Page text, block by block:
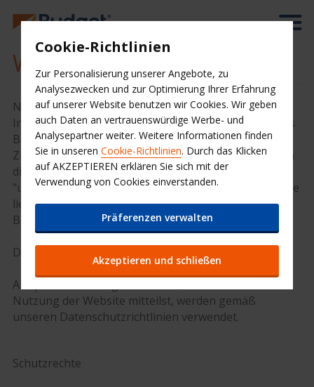
Website-Bedingungen
Nutzungsbedingungen für die Budget-Website
Inhaberin und Betreiberin dieser Webseite ist die Avis
Budget Autovermietung GmbH & Co. KG,
Zimmersmühlenweg 21, 61437 Oberursel. Verweise in
diesen Website-Bedingungen auf "wir", "unser" oder
"uns", sind als Verweise auf Budget zu verstehen. Bitte
lies diese Website-Bedingungen aufmerksam vor der
Benutzung der Website.
Datenschutz
Alle personenbezogenen Daten, die Du uns bei der
Nutzung der Website mitteilst, werden gemäß
unseren Datenschutzrichtlinien verwendet.
Schutzrechte
Cookie-Richtlinien
Zur Personalisierung unserer Angebote, zu
Analysezwecken und zur Optimierung Ihrer Erfahrung
auf unserer Website benutzen wir Cookies. Wir geben
auch Daten an vertrauenswürdige Werbe- und
Analysepartner weiter. Weitere Informationen finden
Sie in unseren Cookie-Richtlinien. Durch das Klicken
auf AKZEPTIEREN erklären Sie sich mit der
Verwendung von Cookies einverstanden.
Präferenzen verwalten
Akzeptieren und schließen